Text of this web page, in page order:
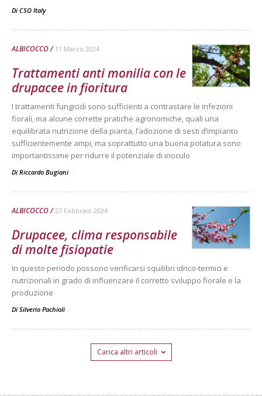
Di CSO Italy
ALBICOCCO 11 Marzo 2024
Trattamenti anti monilia con le
drupacee in fioritura
I trattamenti fungicidi sono sufficienti a contrastare le infezioni
fiorali, ma alcune corrette pratiche agronomiche, quali una
equilibrata nutrizione della pianta, l’adozione di sesti d’impianto
sufficientemente ampi, ma soprattutto una buona potatura sono
importantissime per ridurre il potenziale di inoculo
Di Riccardo Bugiani -
ALBICOCCO 27 Febbraio 2024
Drupacee, clima responsabile
di molte fisiopatie
In questo periodo possono verificarsi squilibri idrico-termici e
nutrizionali in grado di influenzare il corretto sviluppo fiorale e la
produzione
Di Silverio Pachioli -
Carica altri articoli